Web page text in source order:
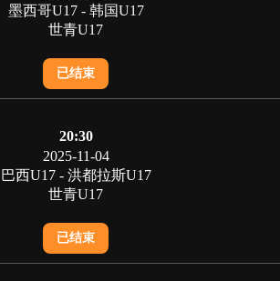
墨西哥U17 - 韩国U17
世青U17
已结束
20:30
2025-11-04
巴西U17 - 洪都拉斯U17
世青U17
已结束